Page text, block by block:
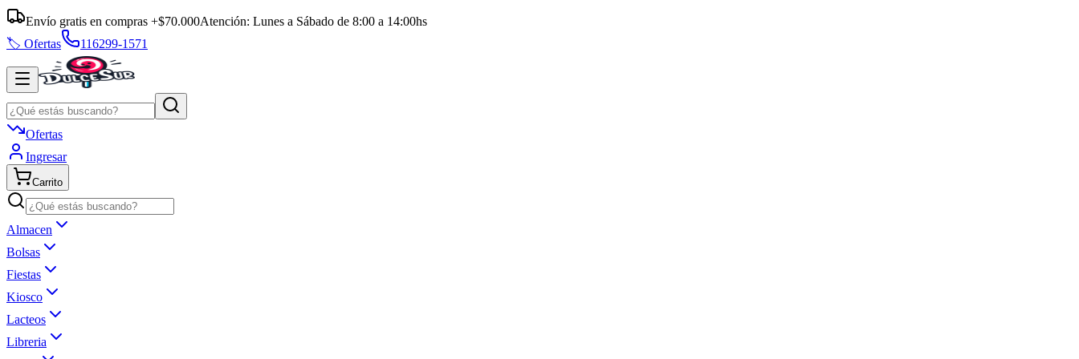
Envío gratis en compras +$70.000Atención: Lunes a Sábado de 8:00 a 14:00hs
🏷️ Ofertas
116299-1571
Ofertas
Ingresar
Carrito
Almacen
Bolsas
Fiestas
Kiosco
Lacteos
Libreria